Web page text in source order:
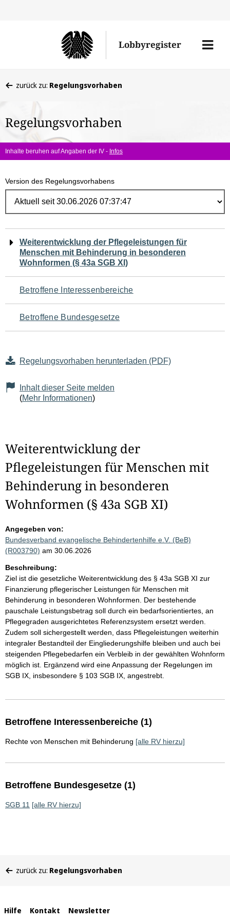
Lobbyregister
Menü
befinden
hier:
zurück zu: Regelungsvorhaben
Regelungsvorhaben
Inhalte beruhen auf Angaben der IV - Infos
Version des Regelungsvorhabens
Navigation
für
den
Seiteninhalt
Weiterentwicklung der Pflegeleistungen für
Menschen mit Behinderung in besonderen
Wohnformen (§ 43a SGB XI)
Betroffene Interessenbereiche
Betroffene Bundesgesetze
Regelungsvorhaben herunterladen (PDF)
Inhalt dieser Seite melden
(Mehr Informationen)
Weiterentwicklung der
Pflegeleistungen für Menschen mit
Behinderung in besonderen
Wohnformen (§ 43a SGB XI)
Angegeben von:
Bundesverband evangelische Behindertenhilfe e.V. (BeB)
(R003790) am 30.06.2026
Beschreibung:
Ziel ist die gesetzliche Weiterentwicklung des § 43a SGB XI zur
Finanzierung pflegerischer Leistungen für Menschen mit
Behinderung in besonderen Wohnformen. Der bestehende
pauschale Leistungsbetrag soll durch ein bedarfsorientiertes, an
Pflegegraden ausgerichtetes Referenzsystem ersetzt werden.
Zudem soll sichergestellt werden, dass Pflegeleistungen weiterhin
integraler Bestandteil der Eingliederungshilfe bleiben und auch bei
steigenden Pflegebedarfen ein Verbleib in der gewählten Wohnform
möglich ist. Ergänzend wird eine Anpassung der Regelungen im
SGB IX, insbesondere § 103 SGB IX, angestrebt.
Betroffene Interessenbereiche (1)
Rechte von Menschen mit Behinderung [alle RV hierzu]
Betroffene Bundesgesetze (1)
SGB 11 [alle RV hierzu]
befinden
zurück zu: Regelungsvorhaben
Interne
Hilfe Kontakt Newsletter